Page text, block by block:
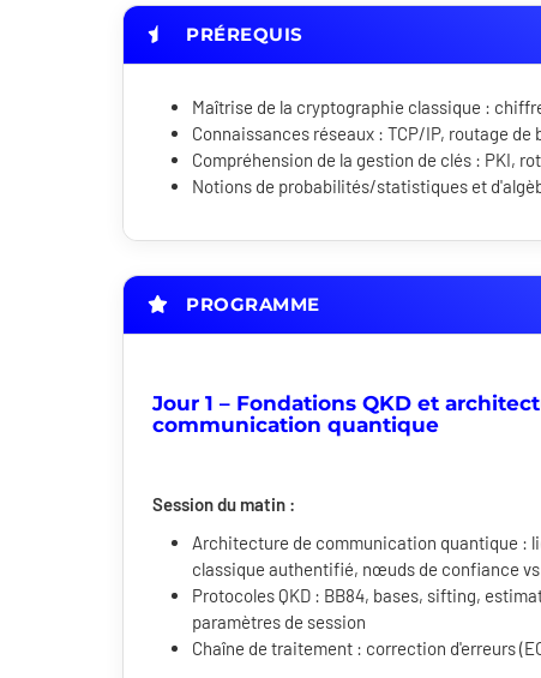
PRÉREQUIS
Maîtrise de la cryptographie classique :
Connaissances réseaux : TCP/IP, routage
Compréhension de la gestion de clés : PKI,
Notions de probabilités/statistiques et
PROGRAMME
Jour 1 – Fondations QKD et
communication quantique
Session du matin :
Architecture de communication quantique :
classique authentifié, nœuds de confiance
Protocoles QKD : BB84, bases, sifting,
paramètres de session
Chaîne de traitement : correction d'erreurs